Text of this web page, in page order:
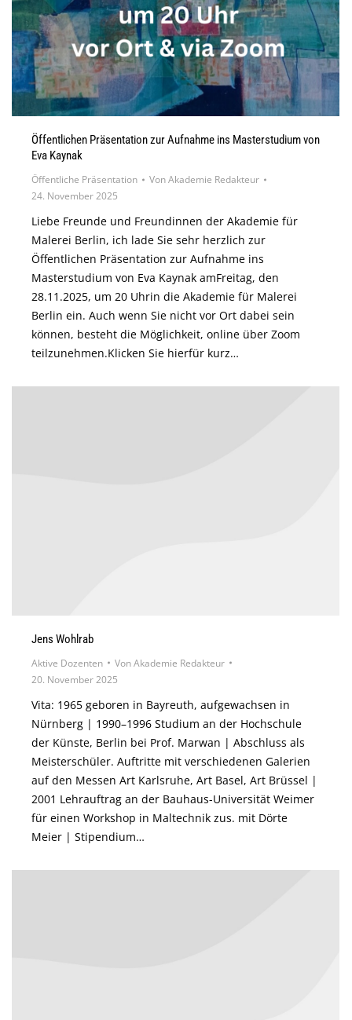
Öffentlichen Präsentation zur Aufnahme ins Masterstudium von
Eva Kaynak
Öffentliche Präsentation VonAkademie Redakteur
24. November 2025
Liebe Freunde und Freundinnen der Akademie für
Malerei Berlin, ich lade Sie sehr herzlich zur
Öffentlichen Präsentation zur Aufnahme ins
Masterstudium von Eva Kaynak amFreitag, den
28.11.2025, um 20 Uhrin die Akademie für Malerei
Berlin ein. Auch wenn Sie nicht vor Ort dabei sein
können, besteht die Möglichkeit, online über Zoom
teilzunehmen.Klicken Sie hierfür kurz…
Jens Wohlrab
Aktive Dozenten VonAkademie Redakteur
20. November 2025
Vita: 1965 geboren in Bayreuth, aufgewachsen in
Nürnberg | 1990–1996 Studium an der Hochschule
der Künste, Berlin bei Prof. Marwan | Abschluss als
Meisterschüler. Auftritte mit verschiedenen Galerien
auf den Messen Art Karlsruhe, Art Basel, Art Brüssel |
2001 Lehrauftrag an der Bauhaus-Universität Weimer
für einen Workshop in Maltechnik zus. mit Dörte
Meier | Stipendium…